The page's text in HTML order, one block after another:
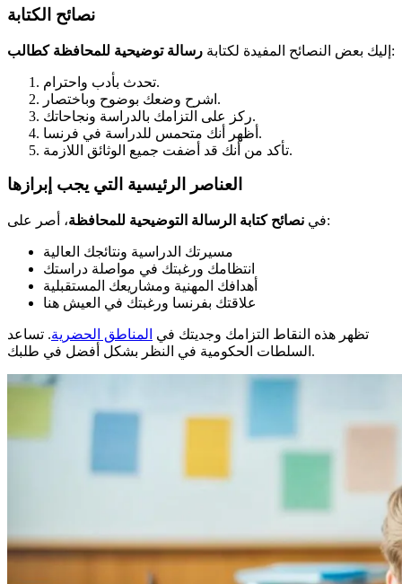
نصائح الكتابة
إليك بعض النصائح المفيدة لكتابة رسالة توضيحية للمحافظة كطالب :
تحدث بأدب واحترام.
اشرح وضعك بوضوح وباختصار.
ركز على التزامك بالدراسة ونجاحاتك.
أظهر أنك متحمس للدراسة في فرنسا.
تأكد من أنك قد أضفت جميع الوثائق اللازمة.
العناصر الرئيسية التي يجب إبرازها
في نصائح كتابة الرسالة التوضيحية للمحافظة ، أصر على:
مسيرتك الدراسية ونتائجك العالية
انتظامك ورغبتك في مواصلة دراستك
أهدافك المهنية ومشاريعك المستقبلية
علاقتك بفرنسا ورغبتك في العيش هنا
تظهر هذه النقاط التزامك وجديتك في المناطق الحضرية. تساعد
السلطات الحكومية في النظر بشكل أفضل في طلبك.